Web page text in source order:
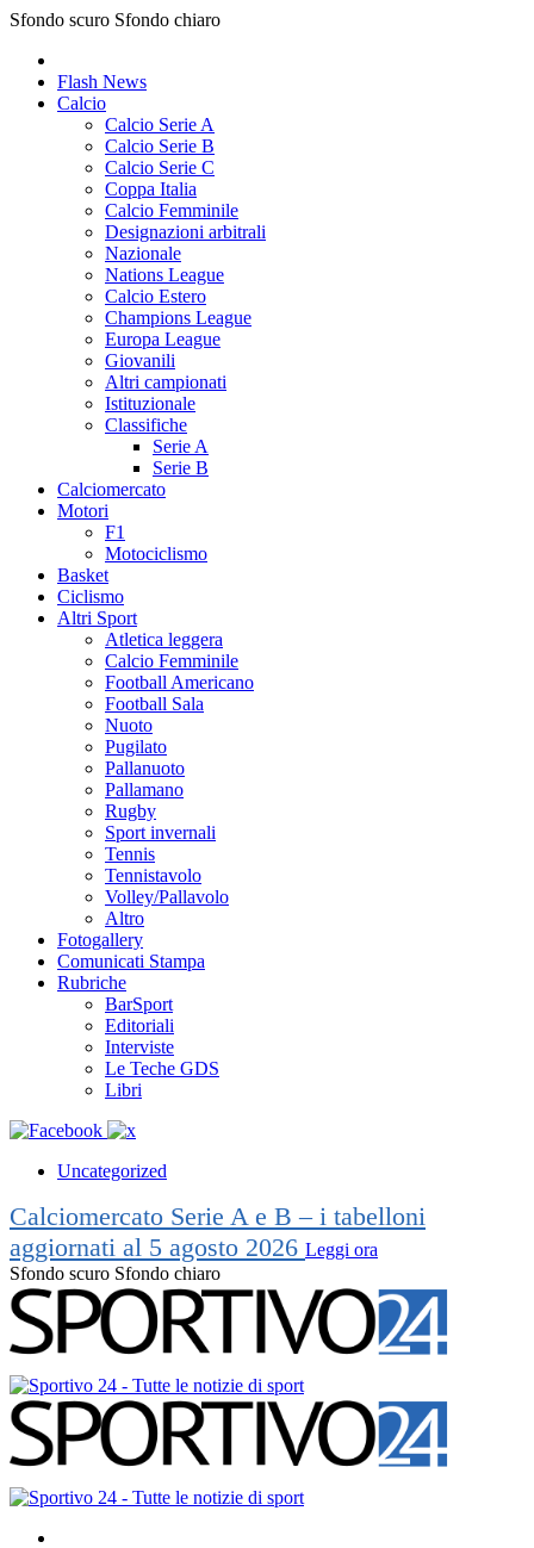
Sfondo scuro Sfondo chiaro
Flash News
Calcio
Calcio Serie A
Calcio Serie B
Calcio Serie C
Coppa Italia
Calcio Femminile
Designazioni arbitrali
Nazionale
Nations League
Calcio Estero
Champions League
Europa League
Giovanili
Altri campionati
Istituzionale
Classifiche
Serie A
Serie B
Calciomercato
Motori
F1
Motociclismo
Basket
Ciclismo
Altri Sport
Atletica leggera
Calcio Femminile
Football Americano
Football Sala
Nuoto
Pugilato
Pallanuoto
Pallamano
Rugby
Sport invernali
Tennis
Tennistavolo
Volley/Pallavolo
Altro
Fotogallery
Comunicati Stampa
Rubriche
BarSport
Editoriali
Interviste
Le Teche GDS
Libri
Uncategorized
Calciomercato Serie A e B – i tabelloni
aggiornati al 5 agosto 2026 Leggi ora
Sfondo scuro Sfondo chiaro